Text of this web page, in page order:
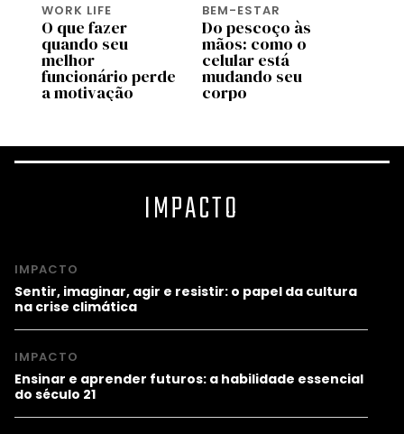
WORK LIFE
O que fazer
quando seu
melhor
funcionário perde
a motivação
BEM-ESTAR
Do pescoço às
mãos: como o
celular está
mudando seu
corpo
IMPACTO
IMPACTO
Sentir, imaginar, agir e resistir: o papel da cultura
na crise climática
IMPACTO
Ensinar e aprender futuros: a habilidade essencial
do século 21